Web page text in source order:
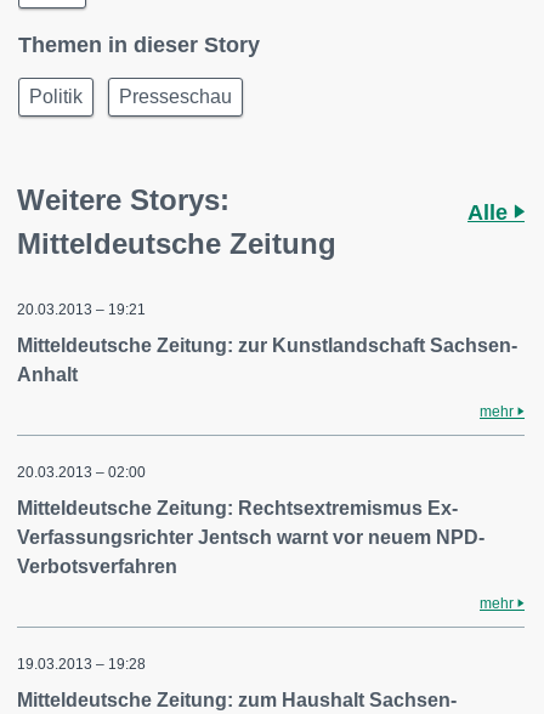
Themen in dieser Story
Politik Presseschau
Weitere Storys:
Mitteldeutsche Zeitung
Alle
20.03.2013 – 19:21
Mitteldeutsche Zeitung: zur Kunstlandschaft Sachsen-
Anhalt
mehr
20.03.2013 – 02:00
Mitteldeutsche Zeitung: Rechtsextremismus Ex-
Verfassungsrichter Jentsch warnt vor neuem NPD-
Verbotsverfahren
mehr
19.03.2013 – 19:28
Mitteldeutsche Zeitung: zum Haushalt Sachsen-